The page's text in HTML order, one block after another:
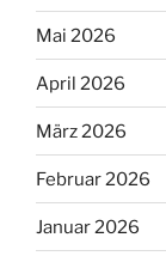
Mai 2026
April 2026
März 2026
Februar 2026
Januar 2026